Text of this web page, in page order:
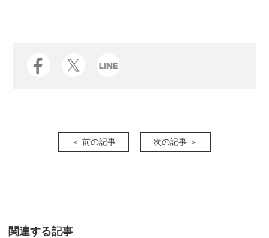
＜ 前の記事 次の記事 ＞
関連する記事